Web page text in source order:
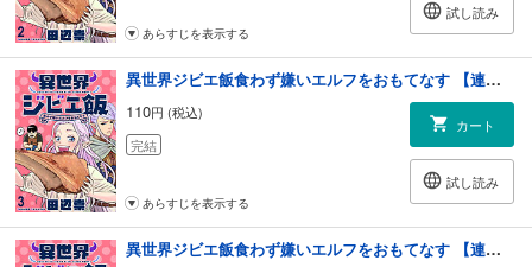
試し読み
あらすじを表示する
異世界ジビエ飯食わず嫌いエルフをおもてなす 【連載版】３
110円 (税込)
完結
カート
試し読み
あらすじを表示する
異世界ジビエ飯食わず嫌いエルフをおもてなす 【連載版】４